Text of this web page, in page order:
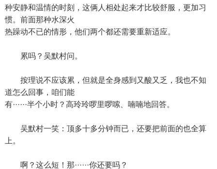
种安静和温情的时刻，这俩人相处起来才比较舒服，更加习
惯。前面那种水深火
热躁动不已的情形，他们两个都还需要重新适应。
累吗？吴默村问。
按理说不应该累，但就是全身感到又酸又乏，我也不知
道怎么回事，咱们能
有······半个小时？高玲玲啰里啰嗦、喃喃地回答。
吴默村一笑：顶多十多分钟而已，还要把前面的也全算
上。
啊？这么短！那······你还要吗？